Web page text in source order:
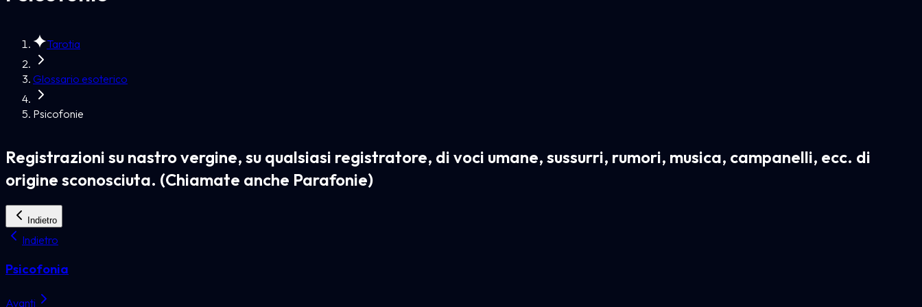
Tarotia
Glossario esoterico
Psicofonie
Registrazioni su nastro vergine, su qualsiasi registratore, di voci umane, sussurri, rumori, musica, campanelli, ecc. di
origine sconosciuta. (Chiamate anche Parafonie)
Indietro
Indietro
Psicofonia
Avanti